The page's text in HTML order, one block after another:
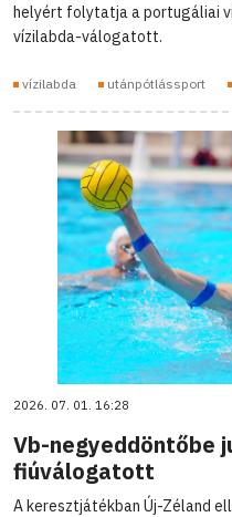
helyért folytatja a portugáliai
vízilabda-válogatott.
vízilabda utánpótlássport
2026. 07. 01. 16:28
Vb-negyeddöntőbe
fiúválogatott
A keresztjátékban Új-Zéland